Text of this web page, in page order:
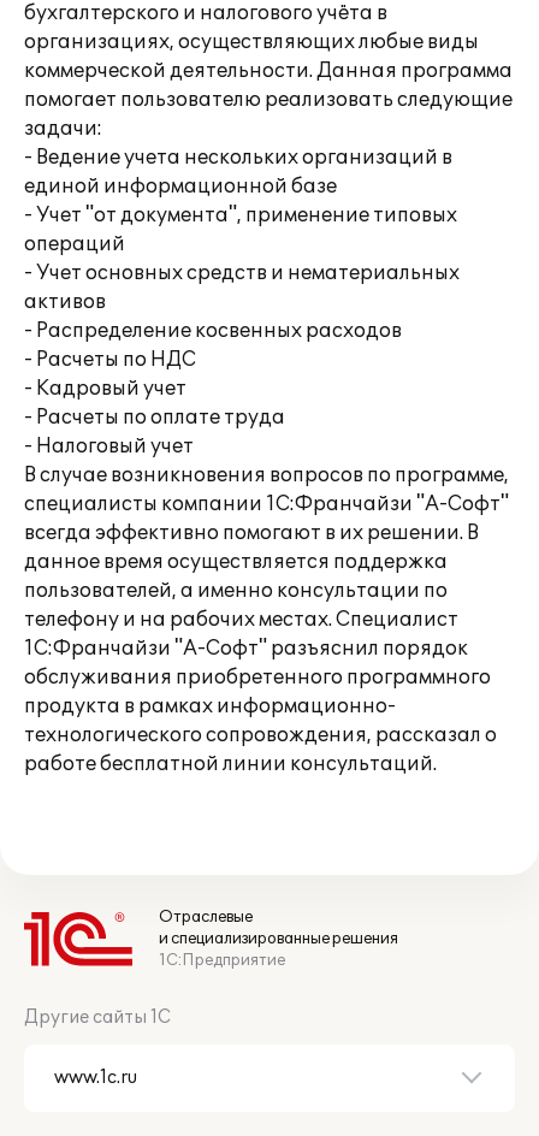
бухгалтерского и налогового учёта в
организациях, осуществляющих любые виды
коммерческой деятельности. Данная программа
помогает пользователю реализовать следующие
задачи:
- Ведение учета нескольких организаций в
единой информационной базе
- Учет "от документа", применение типовых
операций
- Учет основных средств и нематериальных
активов
- Распределение косвенных расходов
- Расчеты по НДС
- Кадровый учет
- Расчеты по оплате труда
- Налоговый учет
В случае возникновения вопросов по программе,
специалисты компании 1С:Франчайзи "А-Софт"
всегда эффективно помогают в их решении. В
данное время осуществляется поддержка
пользователей, а именно консультации по
телефону и на рабочих местах. Специалист
1С:Франчайзи "А-Софт" разъяснил порядок
обслуживания приобретенного программного
продукта в рамках информационно-
технологического сопровождения, рассказал о
работе бесплатной линии консультаций.
Отраслевые
и специализированные решения
1С:Предприятие
Другие сайты 1С